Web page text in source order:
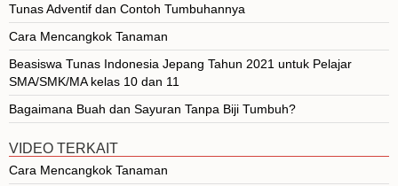
Tunas Adventif dan Contoh Tumbuhannya
Cara Mencangkok Tanaman
Beasiswa Tunas Indonesia Jepang Tahun 2021 untuk Pelajar
SMA/SMK/MA kelas 10 dan 11
Bagaimana Buah dan Sayuran Tanpa Biji Tumbuh?
VIDEO TERKAIT
Cara Mencangkok Tanaman